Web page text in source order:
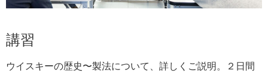
講習
ウイスキーの歴史〜製法について、詳しくご説明。２日間